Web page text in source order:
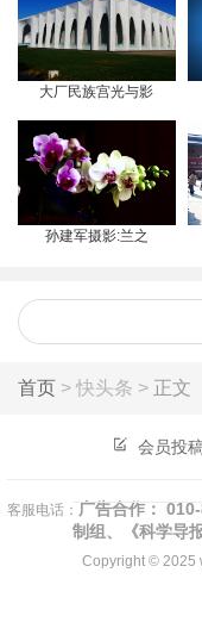
大厂民族宫光与影
孙建军摄影:兰之
首页 > 快头条 > 正文
会员投
客服电话： 广告合作：
制组、《科学导
Copyright © 2025